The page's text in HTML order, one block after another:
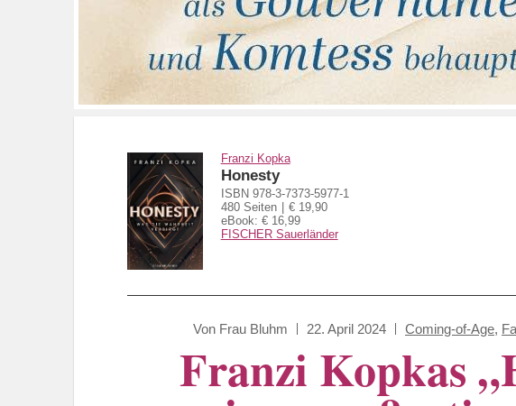
Franzi Kopka
Honesty
ISBN 978-3-7373-5977-1
480 Seiten
€ 19,90
eBook: € 16,99
FISCHER Sauerländer
Von Frau Bluhm 22. April 2024 Coming-of-Age,
Franzi Kopkas